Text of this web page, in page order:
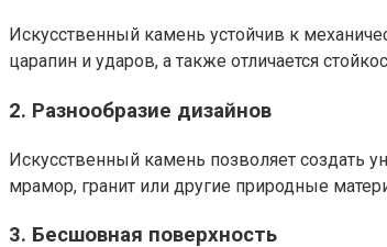
Искусственный камень устойчив к
царапин и ударов, а также отличается
2. Разнообразие дизайнов
Искусственный камень позволяет
мрамор, гранит или другие природные
3. Бесшовная поверхность